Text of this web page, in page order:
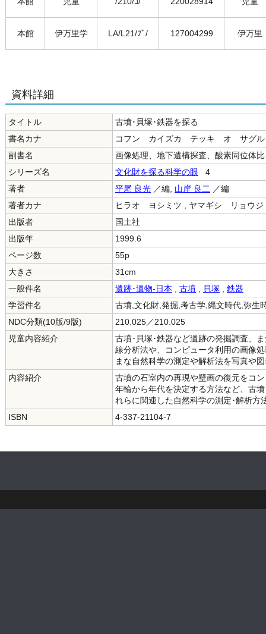
本館 伊万里学 LA/L21/ﾌﾞ/ 127004299 伊万里
資料詳細
タイトル
古墳･貝塚･鉄器を探る
書名カナ
コフン カイズカ テッキ オ サグル
副書名
画像処理、地下遺構探査、酸素同位体
シリーズ名
文化財を探る科学の眼 4
著者
平尾 良光 ／編, 山岸 良二 ／編
著者カナ
ヒラオ ヨシミツ , ヤマギシ リョウジ
出版者
国土社
出版年
1999.6
ページ数
55p
大きさ
31cm
一般件名
遺跡･遺物-日本 古墳 貝塚
鉄器
学習件名
古墳,文化財,発掘,考古学,縄文時代,弥生
NDC分類(10版/9版)
210.025／210.025
児童内容紹介
古墳･貝塚･鉄器など遺跡の発掘調査、
線分析法や、コンピュータ利用の画像
まな自然科学の測定や解析法を写真や
内容紹介
古墳の石室内の再現や壁画の復元をコ
年輪から年代を決定する方法など、古
れらに関連した自然科学の測定･解析方
ISBN
4-337-21104-7